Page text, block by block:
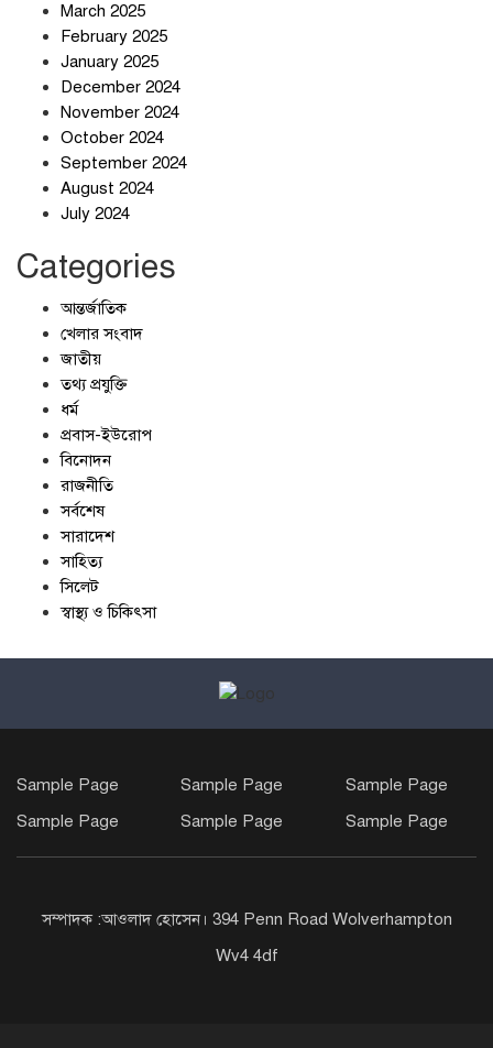
March 2025
February 2025
January 2025
December 2024
November 2024
October 2024
September 2024
August 2024
July 2024
Categories
আন্তর্জাতিক
খেলার সংবাদ
জাতীয়
তথ্য প্রযুক্তি
ধর্ম
প্রবাস-ইউরোপ
বিনোদন
রাজনীতি
সর্বশেষ
সারাদেশ
সাহিত্য
সিলেট
স্বাস্থ্য ও চিকিৎসা
Sample Page Sample Page
Sample Page
Sample Page
Sample Page Sample Page
সম্পাদক :আওলাদ হোসেন। 394 Penn Road Wolverhampton
Wv4 4df